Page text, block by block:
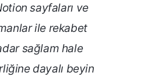
sayfaları ve
ile rekabet
sağlam hale
dayalı beyin